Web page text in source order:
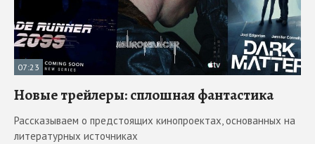
07:23
Новые трейлеры: сплошная фантастика
Рассказываем о предстоящих кинопроектах, основанных на
литературных источниках